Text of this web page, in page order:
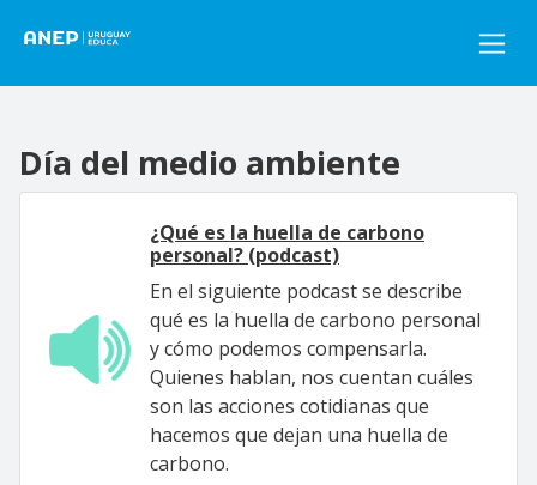
Día del medio ambiente
¿Qué es la huella de carbono
personal? (podcast)
En el siguiente podcast se describe
qué es la huella de carbono personal
y cómo podemos compensarla.
Quienes hablan, nos cuentan cuáles
son las acciones cotidianas que
hacemos que dejan una huella de
carbono.